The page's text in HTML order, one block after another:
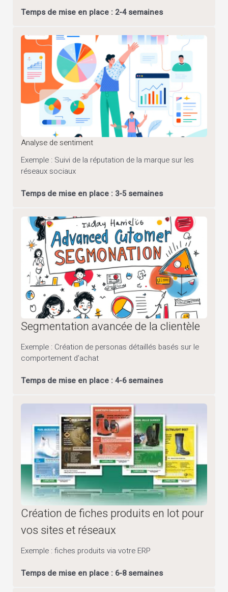
Temps de mise en place : 2-4 semaines
Analyse de sentiment
Exemple : Suivi de la réputation de la marque sur les
réseaux sociaux
Temps de mise en place : 3-5 semaines
Segmentation avancée de la clientèle
Exemple : Création de personas détaillés basés sur le
comportement d’achat
Temps de mise en place : 4-6 semaines
Création de fiches produits en lot pour
vos sites et réseaux
Exemple : fiches produits via votre ERP
Temps de mise en place : 6-8 semaines